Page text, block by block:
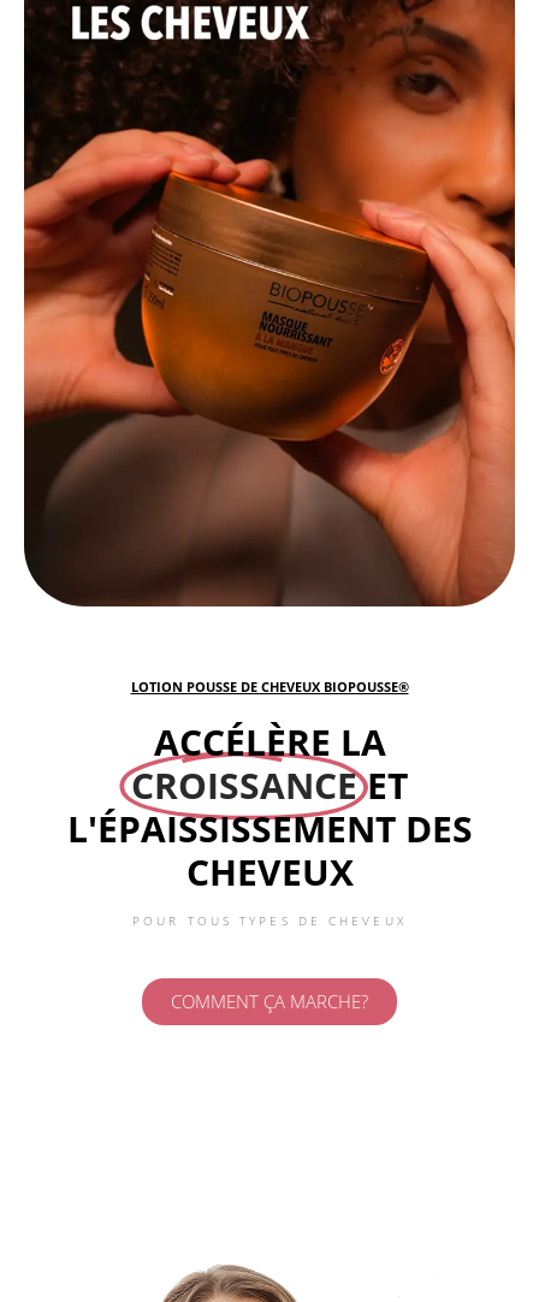
LOTION POUSSE DE CHEVEUX BIOPOUSSE®
ACCÉLÈRE LA
CROISSANCEET
L'ÉPAISSISSEMENT DES
CHEVEUX
POUR TOUS TYPES DE CHEVEUX
COMMENT ÇA MARCHE?